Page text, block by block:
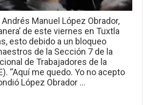
Manuel López Obrador,
de este viernes en Tuxtla
esto debido a un bloqueo
de la Sección 7 de la
de Trabajadores de la
“Aquí me quedo. Yo no acepto
López Obrador …